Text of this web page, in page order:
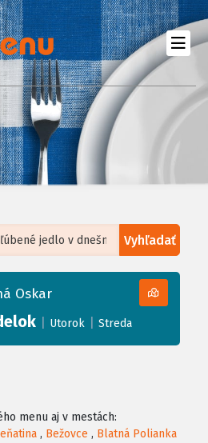
Vyhľadať
courtesy ofHumanitarian OpenStreetMap
Oskar
Utorok Streda
menu aj v mestách:
, Bežovce , Blatná Polianka